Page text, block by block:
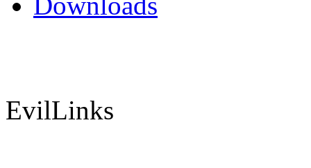
EvilLinks